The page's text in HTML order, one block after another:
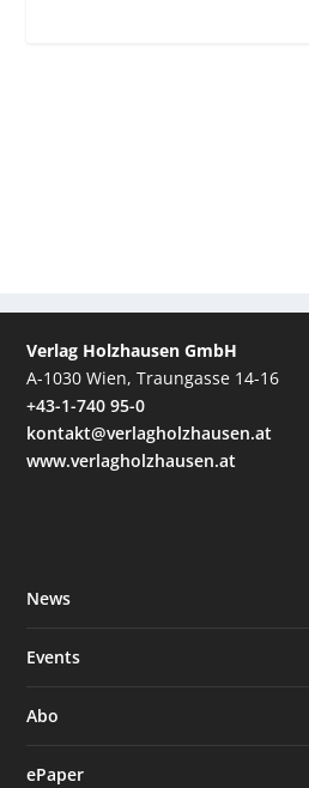
Verlag Holzhausen GmbH
A-1030 Wien, Traungasse 14-16
+43-1-740 95-0
kontakt@verlagholzhausen.at
www.verlagholzhausen.at
News
Events
Abo
ePaper